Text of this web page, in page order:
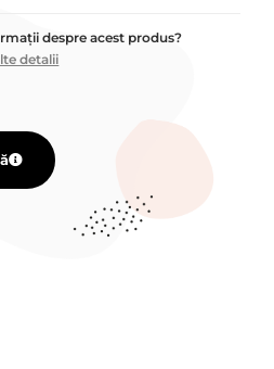
despre acest produs?
detalii